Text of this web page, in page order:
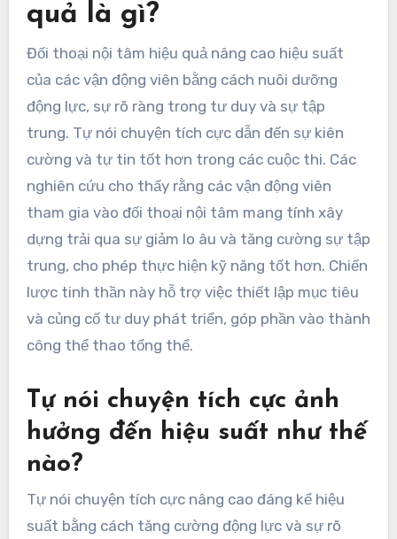
quả là gì?
Đối thoại nội tâm hiệu quả nâng cao hiệu suất
của các vận động viên bằng cách nuôi dưỡng
động lực, sự rõ ràng trong tư duy và sự tập
trung. Tự nói chuyện tích cực dẫn đến sự kiên
cường và tự tin tốt hơn trong các cuộc thi. Các
nghiên cứu cho thấy rằng các vận động viên
tham gia vào đối thoại nội tâm mang tính xây
dựng trải qua sự giảm lo âu và tăng cường sự tập
trung, cho phép thực hiện kỹ năng tốt hơn. Chiến
lược tinh thần này hỗ trợ việc thiết lập mục tiêu
và củng cố tư duy phát triển, góp phần vào thành
công thể thao tổng thể.
Tự nói chuyện tích cực ảnh
hưởng đến hiệu suất như thế
nào?
Tự nói chuyện tích cực nâng cao đáng kể hiệu
suất bằng cách tăng cường động lực và sự rõ